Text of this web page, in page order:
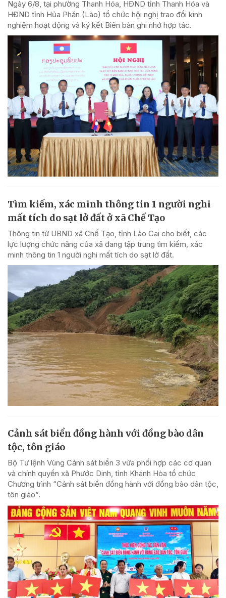
Ngày 6/8, tại phường Thanh Hóa, HĐND tỉnh Thanh Hóa và
HĐND tỉnh Hủa Phăn (Lào) tổ chức hội nghị trao đổi kinh
nghiệm hoạt động và ký kết Biên bản ghi nhớ hợp tác.
Tìm kiếm, xác minh thông tin 1 người nghi
mất tích do sạt lở đất ở xã Chế Tạo
Thông tin từ UBND xã Chế Tạo, tỉnh Lào Cai cho biết, các
lực lượng chức năng của xã đang tập trung tìm kiếm, xác
minh thông tin 1 người nghi mất tích do sạt lở đất.
Cảnh sát biển đồng hành với đồng bào dân
tộc, tôn giáo
Bộ Tư lệnh Vùng Cảnh sát biển 3 vừa phối hợp các cơ quan
và chính quyền xã Phước Dinh, tỉnh Khánh Hòa tổ chức
Chương trình “Cảnh sát biển đồng hành với đồng bào dân tộc,
tôn giáo”.